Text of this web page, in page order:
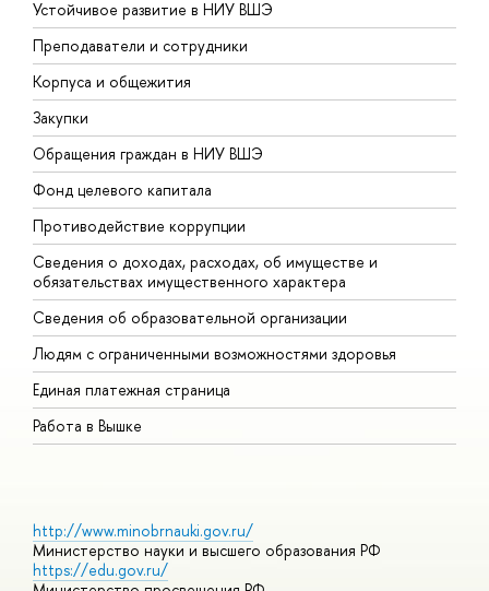
Устойчивое развитие в НИУ ВШЭ
Преподаватели и сотрудники
Корпуса и общежития
Закупки
Обращения граждан в НИУ ВШЭ
Фонд целевого капитала
Противодействие коррупции
Сведения о доходах, расходах, об имуществе и
обязательствах имущественного характера
Сведения об образовательной организации
Людям с ограниченными возможностями здоровья
Единая платежная страница
Работа в Вышке
http://www.minobrnauki.gov.ru/
Министерство науки и высшего образования РФ
https://edu.gov.ru/